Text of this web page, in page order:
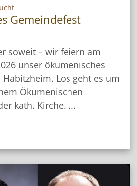
:
Gemeindefest
soweit – wir feiern am
unser ökumenisches
Los geht es um
Ökumenischen
kath. Kirche. ...